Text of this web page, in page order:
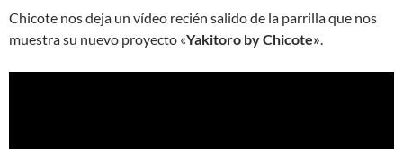
Chicote nos deja un vídeo recién salido de la parrilla que nos
muestra su nuevo proyecto «Yakitoro by Chicote».